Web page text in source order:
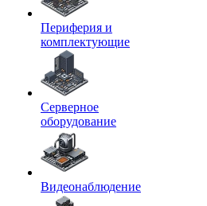
Периферия и
комплектующие
Серверное
оборудование
Видеонаблюдение